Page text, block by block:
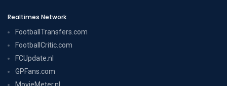
Realtimes Network
FootballTransfers.com
FootballCritic.com
FCUpdate.nl
GPFans.com